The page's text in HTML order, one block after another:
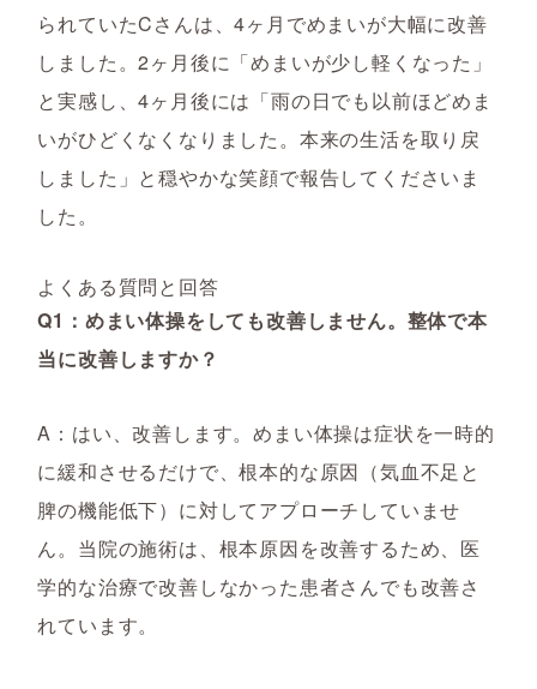
られていたCさんは、4ヶ月でめまいが大幅に改善
しました。2ヶ月後に「めまいが少し軽くなった」
と実感し、4ヶ月後には「雨の日でも以前ほどめま
いがひどくなくなりました。本来の生活を取り戻
しました」と穏やかな笑顔で報告してくださいま
した。
よくある質問と回答
Q1：めまい体操をしても改善しません。整体で本
当に改善しますか？
A：はい、改善します。めまい体操は症状を一時的
に緩和させるだけで、根本的な原因（気血不足と
脾の機能低下）に対してアプローチしていませ
ん。当院の施術は、根本原因を改善するため、医
学的な治療で改善しなかった患者さんでも改善さ
れています。